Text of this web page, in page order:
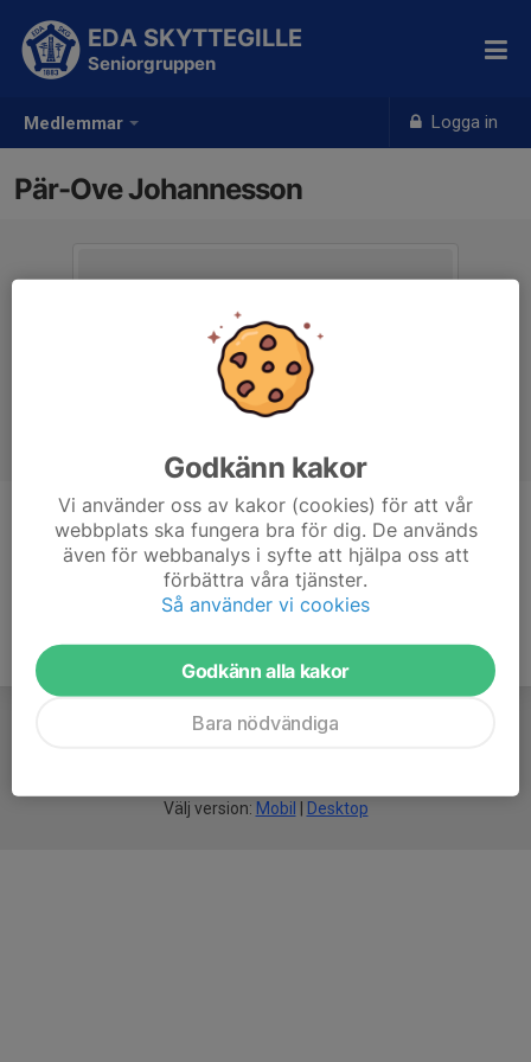
Medlemmar Logga in
EDA SKYTTEGILLE
Seniorgruppen
Pär-Ove Johannesson
Ålder 65 år
Välj version: Mobil Desktop
Godkänn kakor
Vi använder oss av kakor (cookies) för att vår
webbplats ska fungera bra för dig. De används
även för webbanalys i syfte att hjälpa oss att
förbättra våra tjänster.
Så använder vi cookies
Godkänn alla kakor
Bara nödvändiga